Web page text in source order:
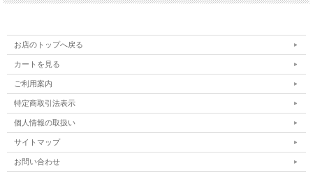
お店のトップへ戻る
カートを見る
ご利用案内
特定商取引法表示
個人情報の取扱い
サイトマップ
お問い合わせ